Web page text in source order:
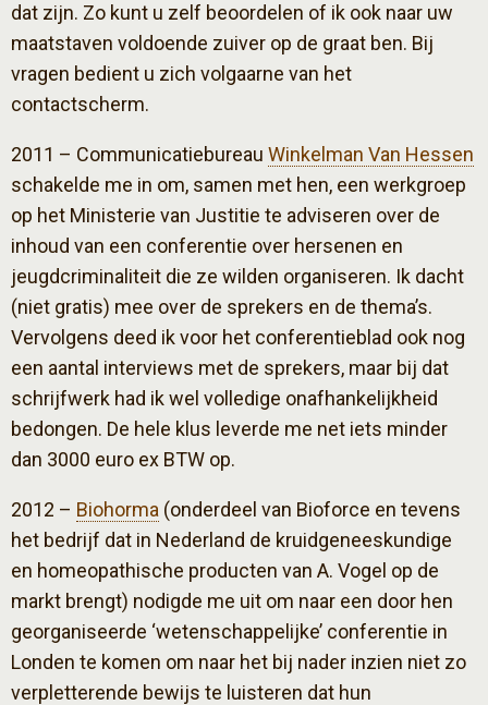
dat zijn. Zo kunt u zelf beoordelen of ik ook naar uw
maatstaven voldoende zuiver op de graat ben. Bij
vragen bedient u zich volgaarne van het
contactscherm.
2011 – Communicatiebureau Winkelman Van Hessen
schakelde me in om, samen met hen, een werkgroep
op het Ministerie van Justitie te adviseren over de
inhoud van een conferentie over hersenen en
jeugdcriminaliteit die ze wilden organiseren. Ik dacht
(niet gratis) mee over de sprekers en de thema’s.
Vervolgens deed ik voor het conferentieblad ook nog
een aantal interviews met de sprekers, maar bij dat
schrijfwerk had ik wel volledige onafhankelijkheid
bedongen. De hele klus leverde me net iets minder
dan 3000 euro ex BTW op.
2012 – Biohorma (onderdeel van Bioforce en tevens
het bedrijf dat in Nederland de kruidgeneeskundige
en homeopathische producten van A. Vogel op de
markt brengt) nodigde me uit om naar een door hen
georganiseerde ‘wetenschappelijke’ conferentie in
Londen te komen om naar het bij nader inzien niet zo
verpletterende bewijs te luisteren dat hun